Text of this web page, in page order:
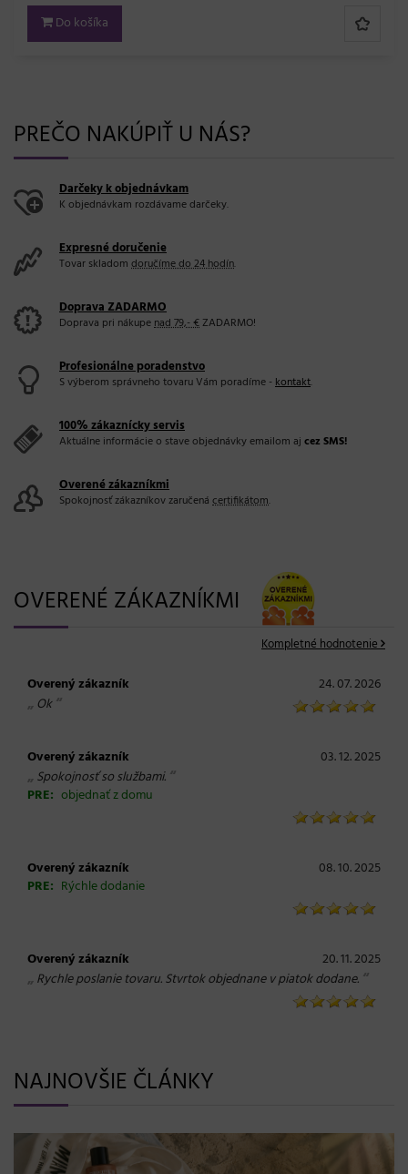
Do košíka
PREČO NAKÚPIŤ U NÁS?
Darčeky k objednávkam
K objednávkam rozdávame darčeky.
Expresné doručenie
Tovar skladom doručíme do 24 hodín.
Doprava ZADARMO
Doprava pri nákupenad 79,- €ZADARMO!
Profesionálne poradenstvo
S výberom správneho tovaru Vám poradíme -kontakt.
100% zákaznícky servis
Aktuálne informácie o stave objednávky emailom aj cez SMS!
Overené zákazníkmi
Spokojnosť zákazníkov zaručená certifikátom.
OVERENÉ ZÁKAZNÍKMI
Kompletné hodnotenie
Overený zákazník 24. 07. 2026
„ Ok“
Overený zákazník 03. 12. 2025
„ Spokojnosť so službami. “
PRE: objednať z domu
Overený zákazník
08. 10. 2025
PRE: Rýchle dodanie
Overený zákazník 20. 11. 2025
„ Rychle poslanie tovaru. Stvrtok objednane v piatok dodane. “
NAJNOVŠIE ČLÁNKY